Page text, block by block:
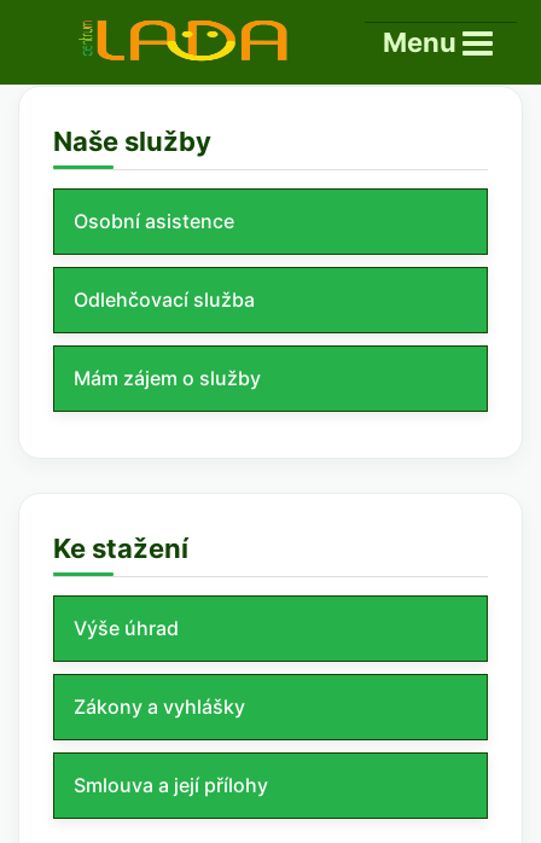
Menu
Naše služby
Osobní asistence
Odlehčovací služba
Mám zájem o služby
Ke stažení
Výše úhrad
Zákony a vyhlášky
Smlouva a její přílohy